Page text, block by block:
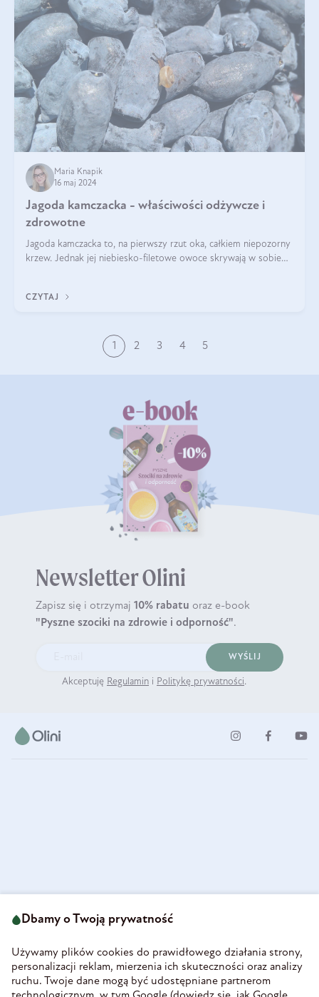
Maria Knapik
16 maj 2024
Jagoda kamczacka - właściwości odżywcze i
zdrowotne
Jagoda kamczacka to, na pierwszy rzut oka, całkiem niepozorny
krzew. Jednak jej niebiesko-filetowe owoce skrywają w sobie
CZYTAJ
1 2 3 4 5
Newsletter Olini
Zapisz się i otrzymaj 10% rabatu oraz e-book
"Pyszne szociki na zdrowie i odporność".
WYŚLIJ
Akceptuję Regulamin i Politykę prywatności.
58-160 Świebodzice
REGON 890213034
INFORMACJE
Dbamy o Twoją prywatność
Używamy plików cookies do prawidłowego działania strony,
personalizacji reklam, mierzenia ich skuteczności oraz analizy
ruchu. Twoje dane mogą być udostępniane partnerom